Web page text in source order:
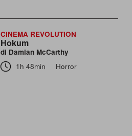
CINEMA REVOLUTION
Hokum
di Damian McCarthy
1h 48min
Horror